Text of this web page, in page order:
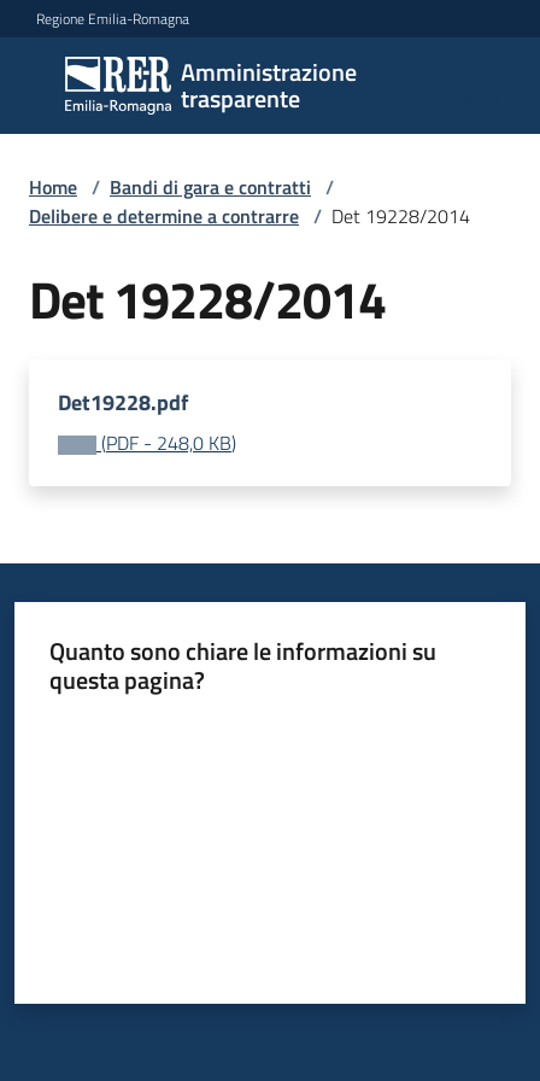
Vai al contenuto
Vai alla navigazione
Vai al footer
Regione Emilia-Romagna
Amministrazione
trasparente
Amministrazione
trasparente
Sottosezioni
Accesso
Home / Bandi di gara e contratti /
Delibere e determine a contrarre / Det 19228/2014
Det 19228/2014
Det19228.pdf
(PDF - 248,0 KB)
Quanto sono chiare le informazioni su
questa pagina?